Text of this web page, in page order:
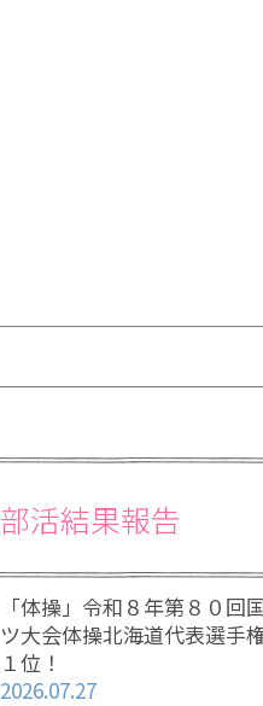
部活結果報告
「体操」令和８年第８０回
ツ大会体操北海道代表選
１位！
2026.07.27